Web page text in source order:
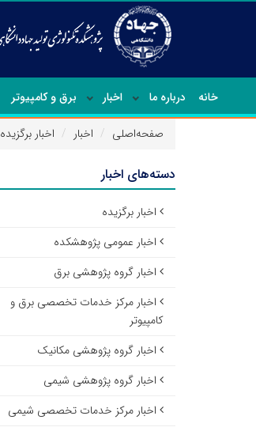
خانه درباره ما اخبار برق و کامپیوتر
صفحه‌اصلی اخبار اخبار برگزیده
دسته‌های اخبار
اخبار برگزیده
اخبار عمومی پژوهشکده
اخبار گروه پژوهشی برق
اخبار مرکز خدمات تخصصی برق و
کامپیوتر
اخبار گروه پژوهشی مکانیک
اخبار گروه پژوهشی شیمی
اخبار مرکز خدمات تخصصی شیمی